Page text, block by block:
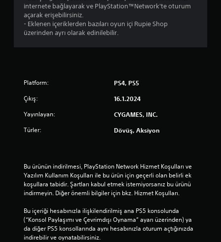
internete bağlayarak ve PlayStation™Network'te oturum
açarak erişebilirsiniz.
- Eklenen içeriklerden bazıları oyun içi Rupie Shop
üzerinden ayrı olarak edinilebilir.
Platform: PS4, PS5
Çıkış: 16.1.2024
Yayınlayan: CYGAMES, INC.
Türler: Dövüş, Aksiyon
Bu ürünün indirilmesi, PlayStation Network Hizmet Koşulları ve
Yazılım Kullanım Koşulları ile bu ürün için geçerli olan belirli ek
koşullara tabidir. Şartları kabul etmek istemiyorsanız bu ürünü
indirmeyin. Diğer önemli bilgiler için bkz. Hizmet Koşulları.
Bu içeriği hesabınızla ilişkilendirilmiş ana PS5 konsolunda
(“Konsol Paylaşımı ve Çevrimdışı Oynama” ayarı üzerinden) ya
da diğer PS5 konsollarında aynı hesabınızla oturum açtığınızda
indirebilir ve oynatabilirsiniz.